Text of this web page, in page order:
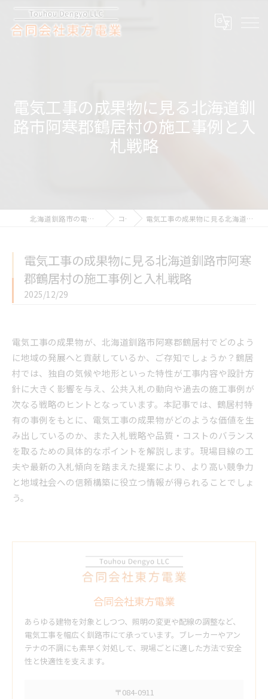
電気工事の成果物に見る北海道釧
路市阿寒郡鶴居村の施工事例と入
札戦略
北海道釧路市の電気工事なら合同会社東方電業 コラム 電気工事の成果物に見る北海道釧路市阿寒郡鶴居村の施工事例と入札戦略
電気工事の成果物に見る北海道釧路市阿寒
郡鶴居村の施工事例と入札戦略
2025/12/29
電気工事の成果物が、北海道釧路市阿寒郡鶴居村でどのよう
に地域の発展へと貢献しているか、ご存知でしょうか？鶴居
村では、独自の気候や地形といった特性が工事内容や設計方
針に大きく影響を与え、公共入札の動向や過去の施工事例が
次なる戦略のヒントとなっています。本記事では、鶴居村特
有の事例をもとに、電気工事の成果物がどのような価値を生
み出しているのか、また入札戦略や品質・コストのバランス
を取るための具体的なポイントを解説します。現場目線の工
夫や最新の入札傾向を踏まえた提案により、より高い競争力
と地域社会への信頼構築に役立つ情報が得られることでしょ
う。
合同会社東方電業
あらゆる建物を対象としつつ、照明の変更や配線の調整など、
電気工事を幅広く釧路市にて承っています。ブレーカーやアン
テナの不調にも素早く対処して、現場ごとに適した方法で安全
性と快適性を支えます。
〒084-0911